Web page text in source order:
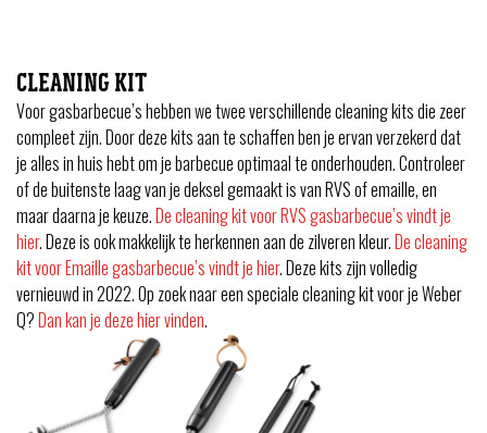
CLEANING KIT
Voor gasbarbecue’s hebben we twee verschillende cleaning kits die zeer
compleet zijn. Door deze kits aan te schaffen ben je ervan verzekerd dat
je alles in huis hebt om je barbecue optimaal te onderhouden. Controleer
of de buitenste laag van je deksel gemaakt is van RVS of emaille, en
maar daarna je keuze.De cleaning kit voor RVS gasbarbecue’s vindt je
hier. Deze is ook makkelijk te herkennen aan de zilveren kleur.De cleaning
kit voor Emaille gasbarbecue’s vindt je hier. Deze kits zijn volledig
vernieuwd in 2022. Op zoek naar een speciale cleaning kit voor je Weber
Q?Dan kan je deze hier vinden.